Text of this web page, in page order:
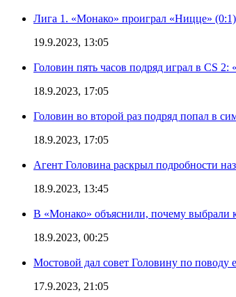
Лига 1. «Монако» проиграл «Ницце»
19.9.2023, 13:05
Головин пять часов подряд играл в CS 2:
18.9.2023, 17:05
Головин во второй раз подряд попал в
18.9.2023, 17:05
Агент Головина раскрыл подробности
18.9.2023, 13:45
В «Монако» объяснили, почему выбрали
18.9.2023, 00:25
Мостовой дал совет Головину по поводу
17.9.2023, 21:05